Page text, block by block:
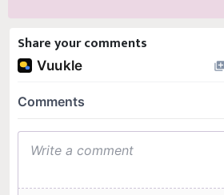
Share your comments